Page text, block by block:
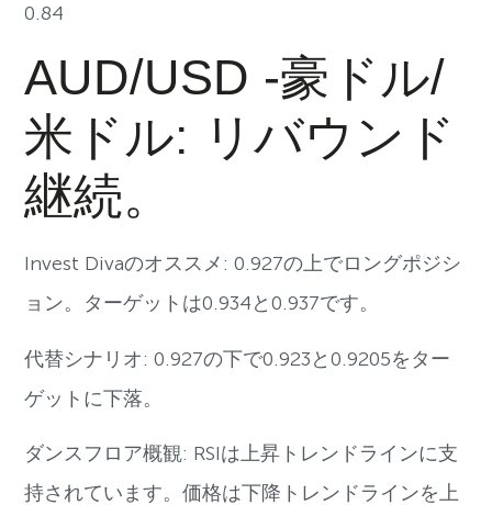
0.84
AUD/USD -豪ドル/
米ドル: リバウンド
継続。
Invest Divaのオススメ: 0.927の上でロングポジシ
ョン。ターゲットは0.934と0.937です。
代替シナリオ: 0.927の下で0.923と0.9205をター
ゲットに下落。
ダンスフロア概観: RSIは上昇トレンドラインに支
持されています。価格は下降トレンドラインを上